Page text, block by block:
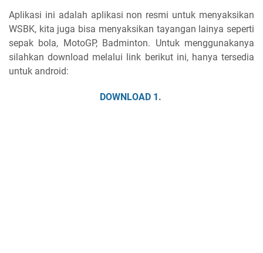
Aplikasi ini adalah aplikasi non resmi untuk menyaksikan
WSBK, kita juga bisa menyaksikan tayangan lainya seperti
sepak bola, MotoGP, Badminton. Untuk menggunakanya
silahkan download melalui link berikut ini, hanya tersedia
untuk android:
DOWNLOAD 1.